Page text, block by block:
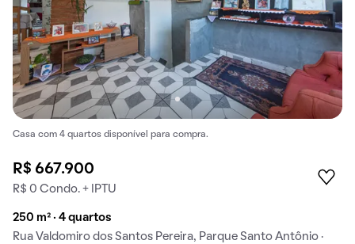
Casa com 4 quartos disponível para compra.
R$ 667.900
R$ 0 Condo. + IPTU
250 m² · 4 quartos
Rua Valdomiro dos Santos Pereira, Parque Santo Antônio ·